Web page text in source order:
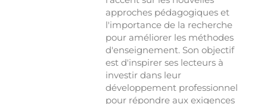
approches pédagogiques et
l'importance de la recherche
pour améliorer les méthodes
d'enseignement. Son objectif
est d'inspirer ses lecteurs à
investir dans leur
développement professionnel
pour répondre aux exigences